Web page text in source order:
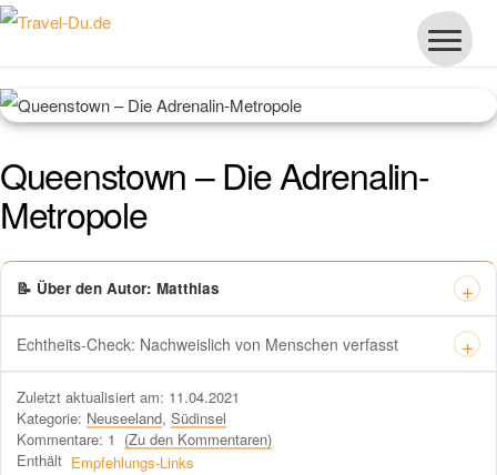
Queenstown – Die Adrenalin-
Metropole
📝 Über den Autor: Matthias
Echtheits-Check: Nachweislich von Menschen verfasst
https://travel-du.de von Winston AI geprüft wurde und die Inhalte von
menschlichen Autoren ohne KI-Tools verfasst wurden.
Zuletzt aktualisiert am: 11.04.2021
Kategorie: Neuseeland, Südinsel
Kommentare: 1 (Zu den Kommentaren)
Enthält Empfehlungs-Links